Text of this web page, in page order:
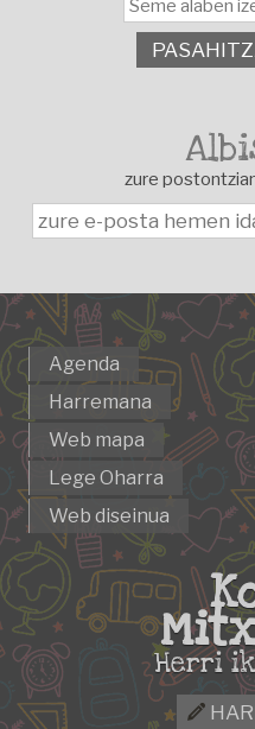
zure
Agenda
Harremana
Web mapa
Lege Oharra
Web diseinua
Herri